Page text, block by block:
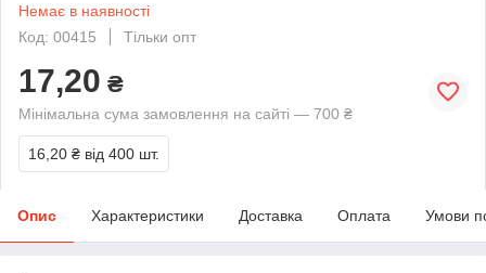
Немає в наявності
Код: 00415
Тільки опт
17,20 ₴
Мінімальна сума замовлення на сайті — 700 ₴
16,20 ₴ від 400 шт.
Опис Характеристики Доставка Оплата Умови